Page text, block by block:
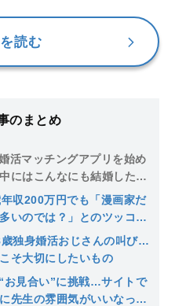
読む
のまとめ
活マッチングアプリを始め
にはこんなにも結婚したい
収200万円でも「漫画家だ
いのでは？」とのツッコミ
チしようと思う層は…」
歳独身婚活おじさんの叫び…
そ大切にしたいもの
お見合い”に挑戦…サイトで
先生の雰囲気がいいなっ